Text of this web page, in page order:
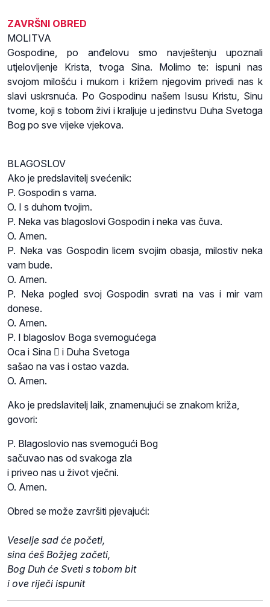
ZAVRŠNI OBRED
MOLITVA
Gospodine, po anđelovu smo navještenju upoznali
utjelovljenje Krista, tvoga Sina. Molimo te: ispuni nas
svojom milošću i mukom i križem njegovim privedi nas k
slavi uskrsnuća. Po Gospodinu našem Isusu Kristu, Sinu
tvome, koji s tobom živi i kraljuje u jedinstvu Duha Svetoga
Bog po sve vijeke vjekova.
BLAGOSLOV
Ako je predslavitelj svećenik:
P. Gospodin s vama.
O. I s duhom tvojim.
P. Neka vas blagoslovi Gospodin i neka vas čuva.
O. Amen.
P. Neka vas Gospodin licem svojim obasja, milostiv neka
vam bude.
O. Amen.
P. Neka pogled svoj Gospodin svrati na vas i mir vam
donese.
O. Amen.
P. I blagoslov Boga svemogućega
Oca i Sina  i Duha Svetoga
sašao na vas i ostao vazda.
O. Amen.
Ako je predslavitelj laik, znamenujući se znakom križa,
govori:
P. Blagoslovio nas svemogući Bog
sačuvao nas od svakoga zla
i priveo nas u život vječni.
O. Amen.
Obred se može završiti pjevajući:
Veselje sad će početi,
sina ćeš Božjeg začeti,
Bog Duh će Sveti s tobom bit
i ove riječi ispunit